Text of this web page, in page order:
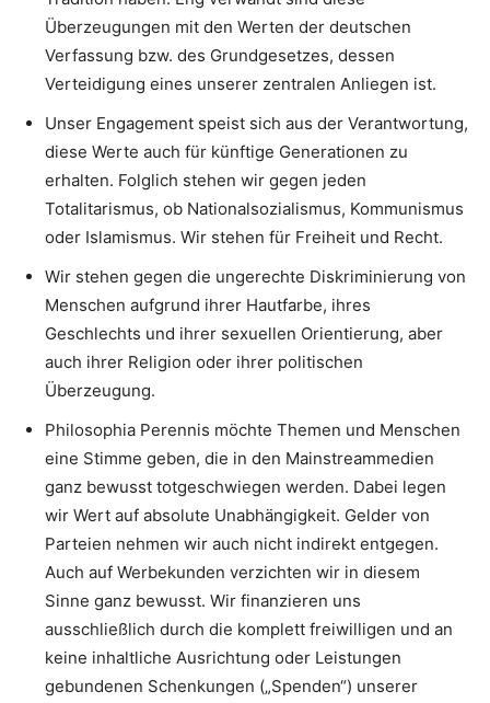
Überzeugungen mit den Werten der deutschen
Verfassung bzw. des Grundgesetzes, dessen
Verteidigung eines unserer zentralen Anliegen ist.
Unser Engagement speist sich aus der Verantwortung,
diese Werte auch für künftige Generationen zu
erhalten. Folglich stehen wir gegen jeden
Totalitarismus, ob Nationalsozialismus, Kommunismus
oder Islamismus. Wir stehen für Freiheit und Recht.
Wir stehen gegen die ungerechte Diskriminierung von
Menschen aufgrund ihrer Hautfarbe, ihres
Geschlechts und ihrer sexuellen Orientierung, aber
auch ihrer Religion oder ihrer politischen
Überzeugung.
Philosophia Perennis möchte Themen und Menschen
eine Stimme geben, die in den Mainstreammedien
ganz bewusst totgeschwiegen werden. Dabei legen
wir Wert auf absolute Unabhängigkeit. Gelder von
Parteien nehmen wir auch nicht indirekt entgegen.
Auch auf Werbekunden verzichten wir in diesem
Sinne ganz bewusst. Wir finanzieren uns
ausschließlich durch die komplett freiwilligen und an
keine inhaltliche Ausrichtung oder Leistungen
gebundenen Schenkungen („Spenden“) unserer